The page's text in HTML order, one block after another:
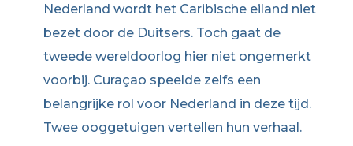
Nederland wordt het Caribische eiland niet
bezet door de Duitsers. Toch gaat de
tweede wereldoorlog hier niet ongemerkt
voorbij. Curaçao speelde zelfs een
belangrijke rol voor Nederland in deze tijd.
Twee ooggetuigen vertellen hun verhaal.